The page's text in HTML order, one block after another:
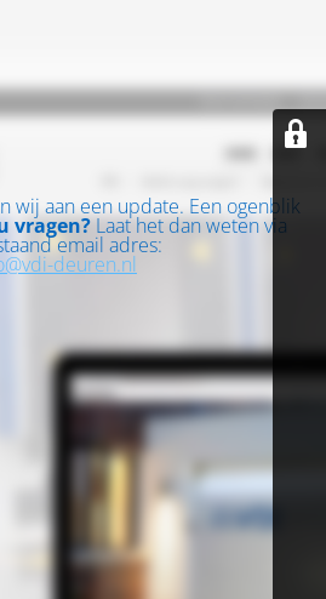
wij aan een update. Een ogenblik
vragen? Laat het dan weten via
email adres:
deuren.nl